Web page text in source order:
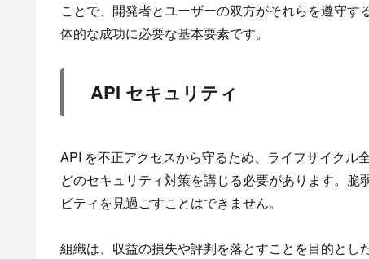
ことで、開発者とユーザーの双方がそれらを遵守
体的な成功に必要な基本要素です。
API セキュリティ
API を不正アクセスから守るため、ライフサイクル
どのセキュリティ対策を講じる必要があります。
ビティを見過ごすことはできません。
組織は、収益の損失や評判を落とすことを目的と